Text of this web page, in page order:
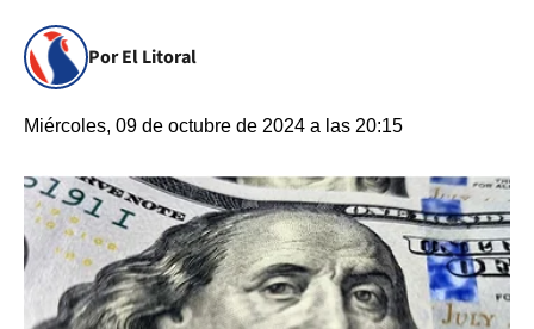
Por El Litoral
Miércoles, 09 de octubre de 2024 a las 20:15